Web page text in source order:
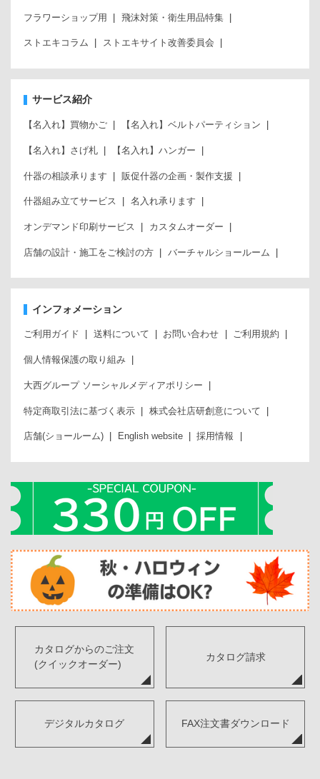
フラワーショップ用 飛沫対策・衛生用品特集
ストエキコラム ストエキサイト改善委員会
サービス紹介
【名入れ】買物かご 【名入れ】ベルトパーティション
【名入れ】さげ札 【名入れ】ハンガー
什器の相談承ります 販促什器の企画・製作支援
什器組み立てサービス 名入れ承ります
オンデマンド印刷サービス カスタムオーダー
店舗の設計・施工をご検討の方 バーチャルショールーム
インフォメーション
ご利用ガイド 送料について お問い合わせ ご利用規約
個人情報保護の取り組み
大西グループ ソーシャルメディアポリシー
特定商取引法に基づく表示 株式会社店研創意について
店舗(ショールーム) English website 採用情報
カタログからのご注文
(クイックオーダー)
カタログ請求
デジタルカタログ FAX注文書ダウンロード